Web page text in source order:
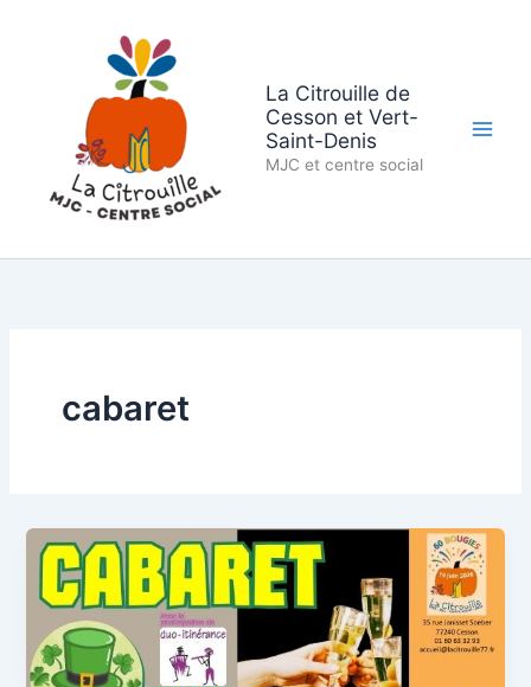
La Citrouille de
Cesson et Vert-
Saint-Denis
MJC et centre social
cabaret